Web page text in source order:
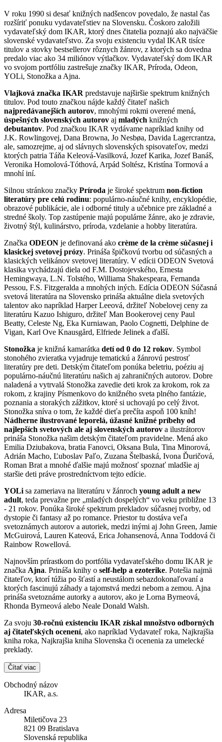
V roku 1990 si desať knižných nadšencov povedalo, že nastal čas
rozšíriť ponuku vydavateľstiev na Slovensku. Čoskoro založili
vydavateľský dom IKAR, ktorý dnes čitatelia poznajú ako najväčšie
slovenské vydavateľstvo. Za svoju existenciu vydal IKAR tisíce
titulov a stovky bestsellerov rôznych žánrov, z ktorých sa dovedna
predalo viac ako 34 miliónov výtlačkov. Vydavateľský dom IKAR
vo svojom portfóliu zastrešuje značky IKAR, Príroda, Odeon,
YOLi, Stonožka a Ajna.
Vlajková značka IKAR predstavuje najširšie spektrum knižných
titulov. Pod touto značkou nájde každý čitateľ našich
najpredávanejších autorov, mnohými rokmi overené mená,
úspešných slovenských autorov aj mladých knižných
debutantov. Pod značkou IKAR vydávame napríklad knihy od
J.K. Rowlingovej, Dana Browna, Jo Nesbøa, Davida Lagercrantza,
ale, samozrejme, aj od slávnych slovenských spisovateľov, medzi
ktorých patria Táňa Keleová-Vasilková, Jozef Karika, Jozef Banáš,
Veronika Homolová-Tóthová, Arpád Soltész, Kristína Tormová a
mnohí iní.
Silnou stránkou značky Príroda je široké spektrum non-fiction
literatúry pre celú rodinu: populárno-náučné knihy, encyklopédie,
obrazové publikácie, ale i odborné tituly a učebnice pre základné a
stredné školy. Top zastúpenie majú populárne žánre, ako je zdravie,
životný štýl, kulinárstvo, príroda, vzdelanie a hobby literatúra.
Značka ODEON je definovaná ako crème de la crème súčasnej i
klasickej svetovej prózy. Prináša špičkovú tvorbu od súčasných a
klasických velikánov svetovej literatúry. V edícii ODEON Svetová
klasika vychádzajú diela od F.M. Dostojevského, Ernesta
Hemingwaya, L.N. Tolstého, Williama Shakespeara, Fernanda
Pessou, F.S. Fitzgeralda a mnohých iných. Edícia ODEON Súčasná
svetová literatúra na Slovensko prináša aktuálne diela svetových
talentov ako napríklad Harper Leeová, držiteľ Nobelovej ceny za
literatúru Kazuo Ishiguro, držiteľ Man Bookerovej ceny Paul
Beatty, Celeste Ng, Eka Kurniawan, Paolo Cognetti, Delphine de
Vigan, Karl Ove Knausgård, Elfriede Jelinek a ďalší.
Stonožka je knižná kamarátka detí od 0 do 12 rokov. Symbol
stonohého zvieratka vyjadruje tematickú a žánrovú pestrosť
literatúry pre deti. Detským čitateľom ponúka beletriu, poéziu aj
populárno-náučnú literatúru našich aj zahraničných autorov. Dobre
naladená a vytrvalá Stonožka zavedie deti krok za krokom, rok za
rokom, z krajiny Písmenkovo do knižného sveta plného fantázie,
poznania a storakých zážitkov, ktoré si uchovajú po celý život.
Stonožka sníva o tom, že každé dieťa prečíta aspoň 100 kníh!
Nádherne ilustrované leporelá, úžasné knižné príbehy od
najlepších svetových ale aj slovenských autorov a ilustrátorov
prináša Stonožka našim detským čitateľom pravidelne. Mená ako
Emilia Dziubakova, bratia Fanovci, Oksana Bula, Tina Minorová,
Adrián Macho, Ľuboslav Paľo, Zuzana Štelbaská, Ivona Ďuričová,
Roman Brat a mnohé ďalšie majú možnosť spoznať mladšie aj
staršie deti práve prostredníctvom tejto edície.
YOLi sa zameriava na literatúru v žánroch young adult a new
adult, teda prevažne pre „mladých dospelých“ vo veku približne 13
- 21 rokov. Ponúka široké spektrum prekladov súčasnej tvorby, od
dystopie či fantasy až po romance. Priestor tu dostáva veľa
svetoznámych autorov a autoriek, medzi inými aj John Green, Jamie
McGuirová, Lauren Kateová, Erica Johansenová, Anna Toddová či
Rainbow Rowellová.
Najnovším prírastkom do portfólia vydavateľského domu IKAR je
značka Ajna. Prináša knihy o self-help a ezoterike. Potešia najmä
čitateľov, ktorí túžia po šťastí a neustálom sebazdokonaľovaní a
ktorých fascinujú záhady a tajomstvá medzi nebom a zemou. Ajna
prináša svetoznáme autorky a autorov, ako je Lorna Byrneová,
Rhonda Byrneová alebo Neale Donald Walsh.
Za svoju 30-ročnú existenciu IKAR získal množstvo odborných
aj čitateľských ocenení, ako napríklad Vydavateľ roka, Najkrajšia
kniha roka, Najkrajšia kniha Slovenska či ocenenia za umelecké
preklady.
Čítať viac
Obchodný názov
IKAR, a.s.
Adresa
Miletičova 23
821 09 Bratislava
Slovenská republika